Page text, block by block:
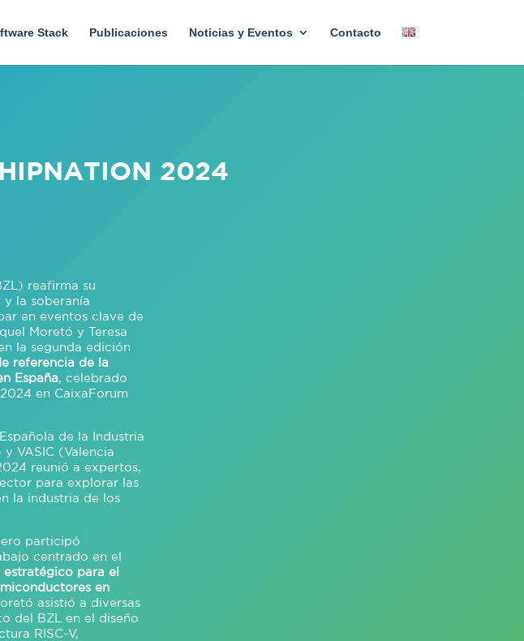
Stack Publicaciones Noticias y Eventos Contacto
2024
reafirma su
la soberanía
en eventos clave de
Moretó y Teresa
la segunda edición
referencia de la
España, celebrado
en CaixaForum
de la Industria
VASIC (Valencia
reunió a expertos,
para explorar las
la industria de los
participó
centrado en el
para el
en
asistió a diversas
del BZL en el diseño
RISC-V,